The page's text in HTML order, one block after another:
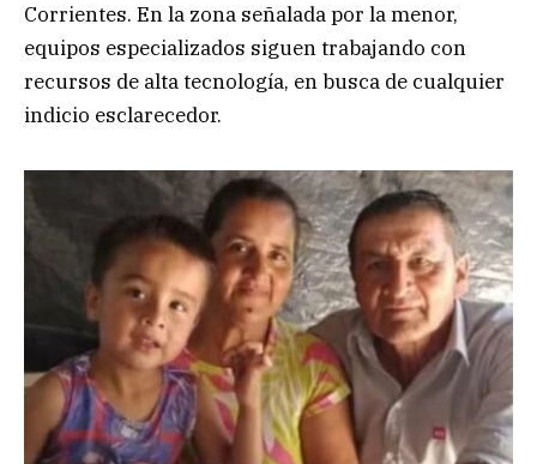
Corrientes. En la zona señalada por la menor,
equipos especializados siguen trabajando con
recursos de alta tecnología, en busca de cualquier
indicio esclarecedor.